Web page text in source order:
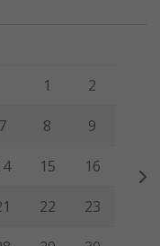
Viernes Sábado
1 2
7 8 9
15 16
22 23